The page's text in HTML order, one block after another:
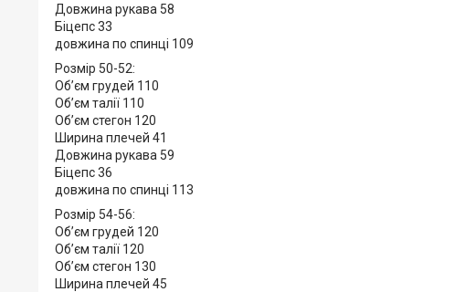
Довжина рукава 58
Біцепс 33
довжина по спинці 109
Розмір 50-52:
Обʼєм грудей 110
Обʼєм талії 110
Обʼєм стегон 120
Ширина плечей 41
Довжина рукава 59
Біцепс 36
довжина по спинці 113
Розмір 54-56:
Обʼєм грудей 120
Обʼєм талії 120
Обʼєм стегон 130
Ширина плечей 45